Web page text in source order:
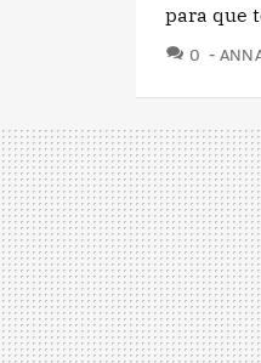
para que
0